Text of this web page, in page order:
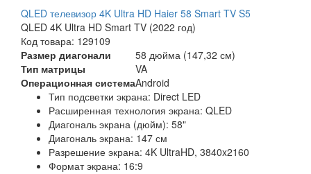
QLED телевизор 4K Ultra HD Haier 58 Smart TV S5
QLED 4K Ultra HD Smart TV (2022 год)
Код товара: 129109
Размер диагонали
58 дюйма (147,32 см)
Тип матрицы
VA
Операционная системаAndroid
Тип подсветки экрана: Direct LED
Расширенная технология экрана: QLED
Диагональ экрана (дюйм): 58"
Диагональ экрана: 147 см
Разрешение экрана: 4K UltraHD, 3840x2160
Формат экрана: 16:9